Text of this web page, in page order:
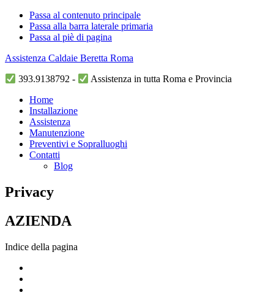
Passa al contenuto principale
Passa alla barra laterale primaria
Passa al piè di pagina
Assistenza Caldaie Beretta Roma
393.9138792 -
Assistenza in tutta Roma e Provincia
Home
Installazione
Assistenza
Manutenzione
Preventivi e Sopralluoghi
Contatti
Blog
Privacy
AZIENDA
Indice della pagina